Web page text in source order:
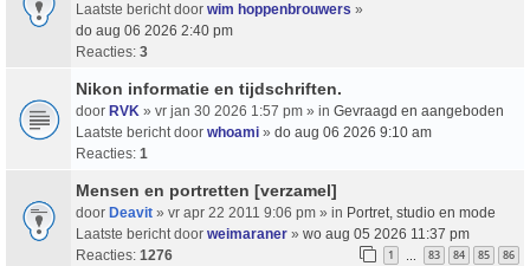
Laatste bericht door wim hoppenbrouwers »
do aug 06 2026 2:40 pm
Reacties: 3
Nikon informatie en tijdschriften.
door RVK » vr jan 30 2026 1:57 pm » in Gevraagd en aangeboden
Laatste bericht door whoami » do aug 06 2026 9:10 am
Reacties: 1
Mensen en portretten [verzamel]
door Deavit » vr apr 22 2011 9:06 pm » in Portret, studio en mode
Laatste bericht door weimaraner » wo aug 05 2026 11:37 pm
Reacties: 1276 1 … 83 84 85 86